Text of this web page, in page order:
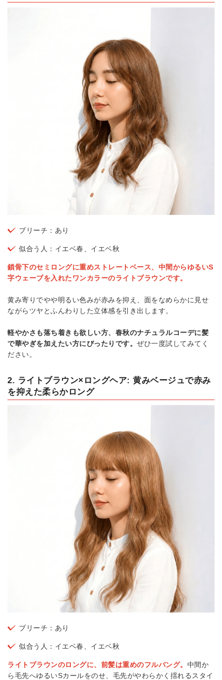
ブリーチ：あり
似合う人：イエベ春、イエベ秋
鎖骨下のセミロングに重めストレートベース、中間からゆるいS
字ウェーブを入れたワンカラーのライトブラウンです。
黄み寄りでやや明るい色みが赤みを抑え、面をなめらかに見せ
ながらツヤとふんわりした立体感を引き出します。
軽やかさも落ち着きも欲しい方、春秋のナチュラルコーデに髪
で華やぎを加えたい方にぴったりです。 ぜひ一度試してみてく
ださい。
2. ライトブラウン×ロングヘア: 黄みベージュで赤み
を抑えた柔らかロング
ブリーチ：あり
似合う人：イエベ春、イエベ秋
ライトブラウンのロングに、前髪は重めのフルバング。 中間か
ら毛先へゆるいSカールをのせ、毛先がやわらかく揺れるスタイ